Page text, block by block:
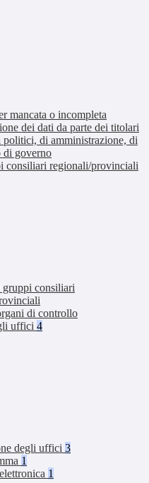
mancata o incompleta
dei dati da parte dei titolari
di amministrazione, di
di governo
consiliari regionali/provinciali
consiliari
di controllo
uffici 4
degli uffici 3
1
1